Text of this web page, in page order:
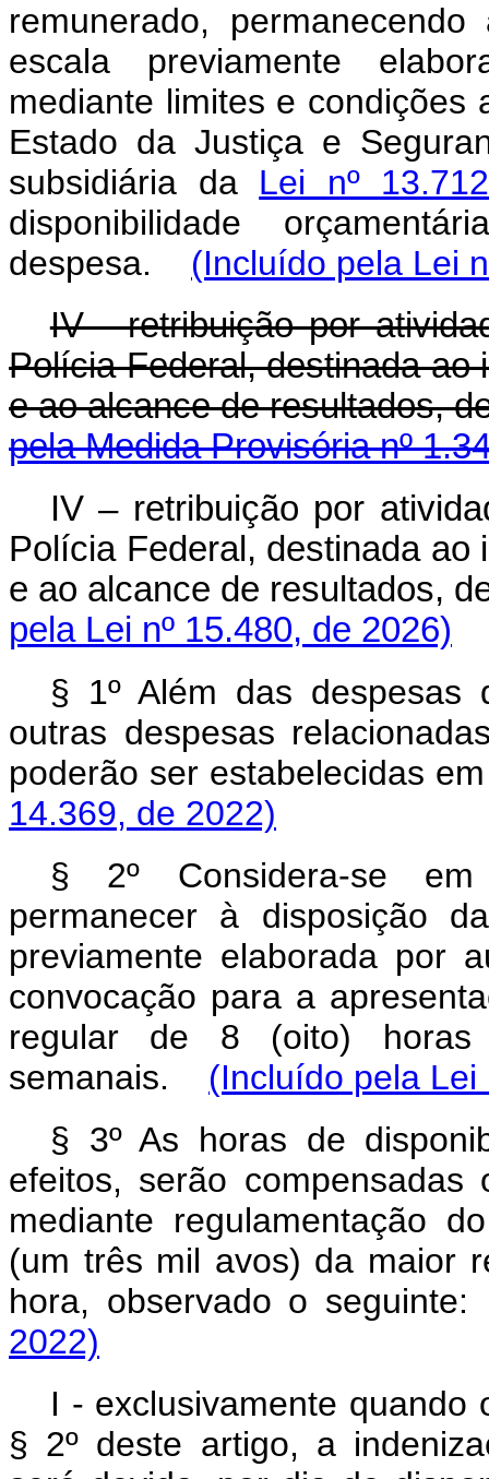
remunerado,
escala previamente
mediante limites e condições
Estado da Justiça e
subsidiária da Lei nº
disponibilidade
despesa.
(Incluído pela Lei
IV - retribuição por
Polícia Federal, destinada ao
e ao alcance de resultados,
pela Medida Provisória nº
IV – retribuição por
Polícia Federal, destinada ao
e ao alcance de resultados,
pela Lei nº 15.480, de 2026)
§ 1º Além das
outras despesas
poderão ser estabelecidas
14.369, de 2022)
§ 2º Considera-se
permanecer à disposição
previamente elaborada por
convocação para a
regular de 8 (oito)
semanais.
(Incluído pela Lei
§ 3º As horas de
efeitos, serão
mediante regulamentação
(um três mil avos) da maior
hora, observado o seguinte:
2022)
I - exclusivamente quando
§ 2º deste artigo, a